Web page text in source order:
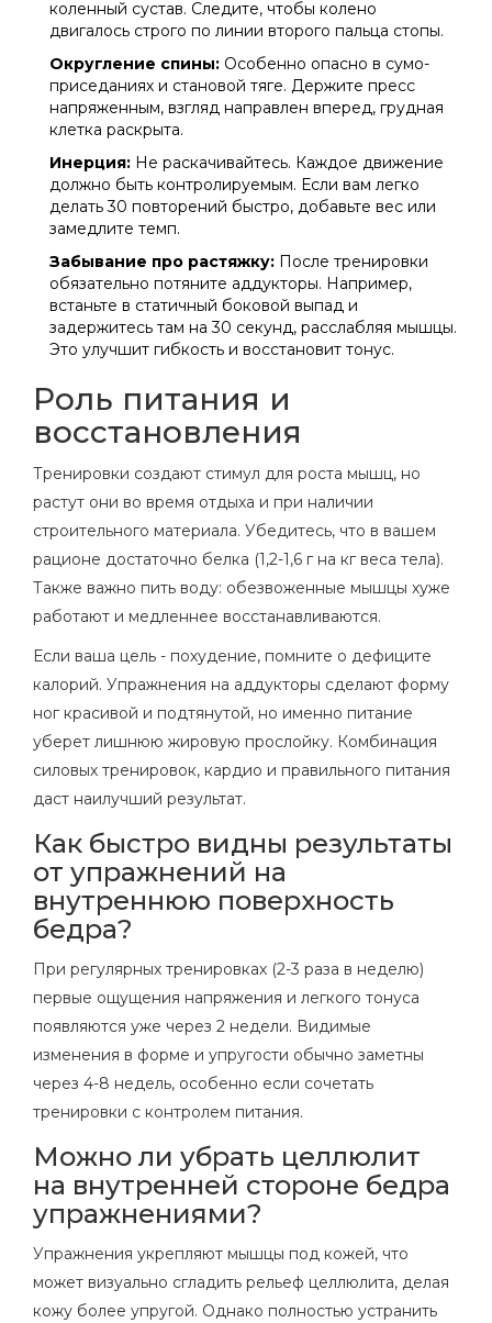
коленный сустав. Следите, чтобы колено
двигалось строго по линии второго пальца стопы.
Округление спины: Особенно опасно в сумо-
приседаниях и становой тяге. Держите пресс
напряженным, взгляд направлен вперед, грудная
клетка раскрыта.
Инерция: Не раскачивайтесь. Каждое движение
должно быть контролируемым. Если вам легко
делать 30 повторений быстро, добавьте вес или
замедлите темп.
Забывание про растяжку: После тренировки
обязательно потяните аддукторы. Например,
встаньте в статичный боковой выпад и
задержитесь там на 30 секунд, расслабляя мышцы.
Это улучшит гибкость и восстановит тонус.
Роль питания и
восстановления
Тренировки создают стимул для роста мышц, но
растут они во время отдыха и при наличии
строительного материала. Убедитесь, что в вашем
рационе достаточно белка (1,2-1,6 г на кг веса тела).
Также важно пить воду: обезвоженные мышцы хуже
работают и медленнее восстанавливаются.
Если ваша цель - похудение, помните о дефиците
калорий. Упражнения на аддукторы сделают форму
ног красивой и подтянутой, но именно питание
уберет лишнюю жировую прослойку. Комбинация
силовых тренировок, кардио и правильного питания
даст наилучший результат.
Как быстро видны результаты
от упражнений на
внутреннюю поверхность
бедра?
При регулярных тренировках (2-3 раза в неделю)
первые ощущения напряжения и легкого тонуса
появляются уже через 2 недели. Видимые
изменения в форме и упругости обычно заметны
через 4-8 недель, особенно если сочетать
тренировки с контролем питания.
Можно ли убрать целлюлит
на внутренней стороне бедра
упражнениями?
Упражнения укрепляют мышцы под кожей, что
может визуально сгладить рельеф целлюлита, делая
кожу более упругой. Однако полностью устранить